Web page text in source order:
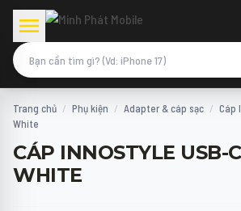
Trang chủ / Phụ kiện / Adapter & cáp sạc / Cáp
White
CÁP INNOSTYLE USB-
WHITE